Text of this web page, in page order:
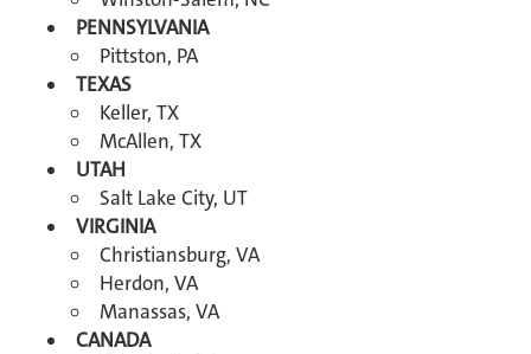
PENNSYLVANIA
Pittston, PA
TEXAS
Keller, TX
McAllen, TX
UTAH
Salt Lake City, UT
VIRGINIA
Christiansburg, VA
Herdon, VA
Manassas, VA
CANADA